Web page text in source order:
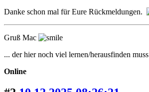
Danke schon mal für Eure Rückmeldungen.
Gruß Mac
... der hier noch viel lernen/herausfinden muss
Online